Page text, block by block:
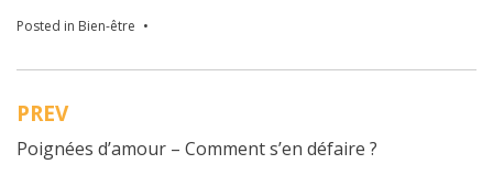
Posted in Bien-être
Navigation
de
PREV
Poignées d’amour – Comment s’en défaire ?